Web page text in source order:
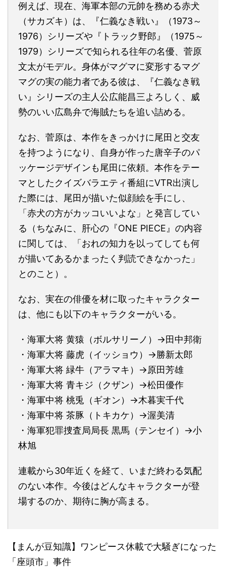
例えば、現在、海軍本部の元帥を務める赤犬
（サカズキ）は、『仁義なき戦い』（1973～
1976）シリーズや『トラック野郎』（1975～
1979）シリーズで知られる往年の名優、菅原
文太がモデル。身体がマグマに変形するマグ
マグの実の能力者である彼は、『仁義なき戦
い』シリーズの主人公広能昌三よろしく、威
勢のいい広島弁で海賊たちを追い詰める。
なお、菅原は、本作をきっかけに尾田と交友
を持つようになり、自身が作った唐辛子のパ
ッケージデザインも尾田に依頼。本作をテー
マとしたクイズバラエティ番組にVTR出演し
た際には、尾田が描いた似顔絵を手にし、
「赤犬の方がカッコいいよな」と発言してい
る（ちなみに、肝心の『ONE PIECE』の内容
に関しては、「おれの知力を以ってしても何
が描いてあるかまったく判読できなかった」
とのこと）。
なお、実在の俳優を材に取ったキャラクター
は、他にも以下のキャラクターがいる。
・海軍大将 黄猿（ボルサリーノ）→田中邦衛
・海軍大将 藤虎（イッショウ）→勝新太郎
・海軍大将 緑牛（アラマキ）→原田芳雄
・海軍大将 青キジ（クザン）→松田優作
・海軍中将 桃兎（ギオン）→木暮実千代
・海軍中将 茶豚（トキカケ）→渥美清
・海軍犯罪捜査局局長 黒馬（テンセイ）→小
林旭
連載から30年近くを経て、いまだ終わる気配
のない本作。今後はどんなキャラクターが登
場するのか、期待に胸が高まる。
【まんが豆知識】ワンピース休載で大騒ぎになった
「座頭市」事件